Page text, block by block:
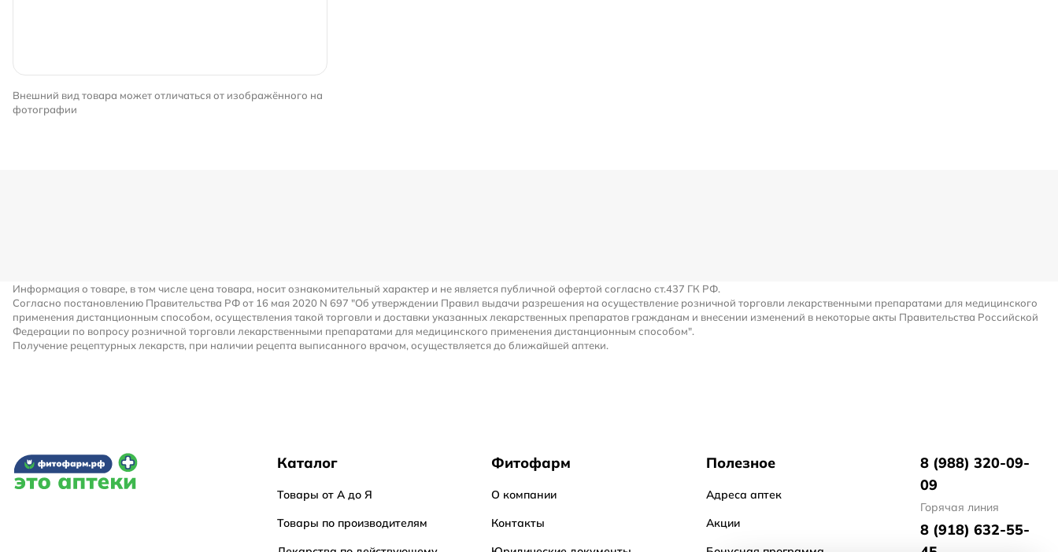
Внешний вид товара может отличаться от изображённого на
фотографии
Информация о товаре, в том числе цена товара, носит ознакомительный характер и не является публичной офертой согласно ст.437 ГК РФ.
Согласно постановлению Правительства РФ от 16 мая 2020 N 697 "Об утверждении Правил выдачи разрешения на осуществление розничной торговли лекарственными препаратами для медицинского
применения дистанционным способом, осуществления такой торговли и доставки указанных лекарственных препаратов гражданам и внесении изменений в некоторые акты Правительства Российской
Федерации по вопросу розничной торговли лекарственными препаратами для медицинского применения дистанционным способом".
Получение рецептурных лекарств, при наличии рецепта выписанного врачом, осуществляется до ближайшей аптеки.
Каталог
Товары от А до Я
Товары по производителям
Фитофарм
О компании
Контакты
Полезное
Адреса аптек
Акции
8 (988) 320-09-
09
Горячая линия
8 (918) 632-55-